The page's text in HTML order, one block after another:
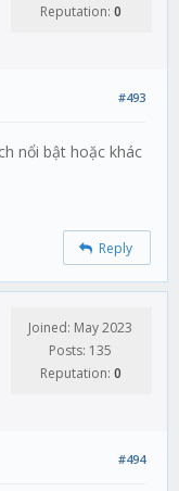
Reputation: 0
#493
nổi bật hoặc khác
Reply
Joined: May 2023
Posts: 135
Reputation: 0
#494